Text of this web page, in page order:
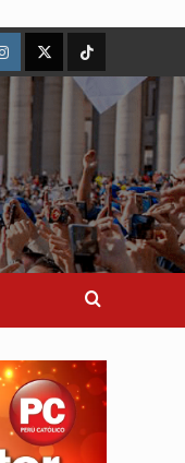
Instagram
X TikTok